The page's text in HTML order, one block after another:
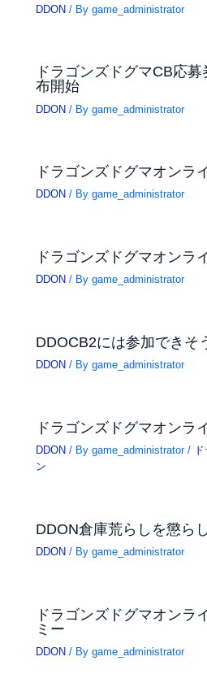
DDON / Bygame_administrator
ドラゴンズドグマCB応
布開始
DDON / Bygame_administrator
ドラゴンズドグマオンラ
DDON / Bygame_administrator
ドラゴンズドグマオンラ
DDON / Bygame_administrator
DDOCB2には参加できそ
DDON / Bygame_administrator
ドラゴンズドグマオンラ
DDON / Bygame_administrator/
ン
DDON倉庫荒らしを懲ら
DDON / Bygame_administrator
ドラゴンズドグマオンラ
ミー
DDON / Bygame_administrator